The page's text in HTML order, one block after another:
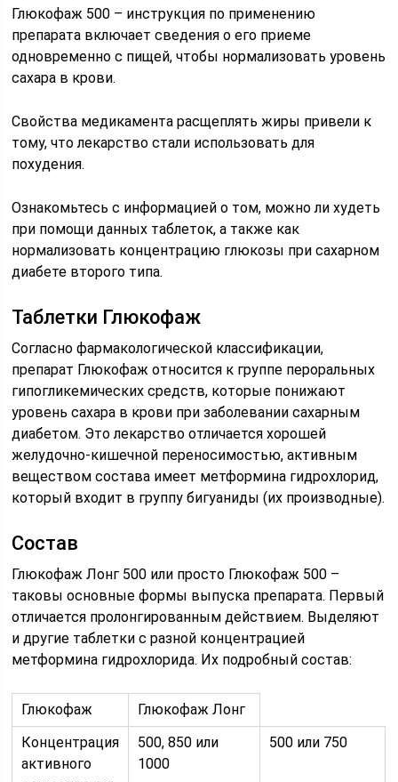
Глюкофаж 500 – инструкция по применению
препарата включает сведения о его приеме
одновременно с пищей, чтобы нормализовать уровень
сахара в крови.
Свойства медикамента расщеплять жиры привели к
тому, что лекарство стали использовать для
похудения.
Ознакомьтесь с информацией о том, можно ли худеть
при помощи данных таблеток, а также как
нормализовать концентрацию глюкозы при сахарном
диабете второго типа.
Таблетки Глюкофаж
Согласно фармакологической классификации,
препарат Глюкофаж относится к группе пероральных
гипогликемических средств, которые понижают
уровень сахара в крови при заболевании сахарным
диабетом. Это лекарство отличается хорошей
желудочно-кишечной переносимостью, активным
веществом состава имеет метформина гидрохлорид,
который входит в группу бигуаниды (их производные).
Состав
Глюкофаж Лонг 500 или просто Глюкофаж 500 –
таковы основные формы выпуска препарата. Первый
отличается пролонгированным действием. Выделяют
и другие таблетки с разной концентрацией
метформина гидрохлорида. Их подробный состав:
Глюкофаж
Глюкофаж Лонг
Концентрация
активного
500, 850 или
1000
500 или 750